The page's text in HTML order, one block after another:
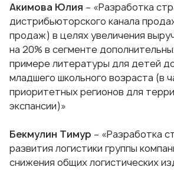
Акимова Юлия – «Разработка
дистрибьюторского канала
продаж) в целях увеличения
на 20% в сегменте
примере литературы для детей
младшего школьного возраста (в
приоритетных регионов для
экспансии)»
Бекмулин Тимур – «Разработка
развития логистики группы
снижения общих логистических